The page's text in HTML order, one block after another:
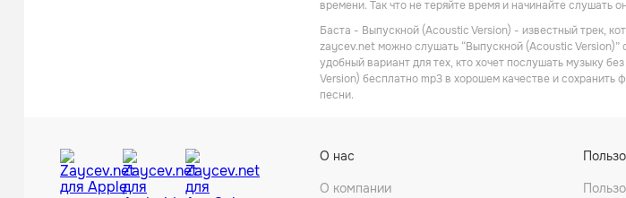
времени. Так что не теряйте время и начинайте слушать
Баста - Выпускной (Acoustic Version) - известный трек,
zaycev.net можно слушать “Выпускной (Acoustic Version)”
удобный вариант для тех, кто хочет послушать музыку
Version) бесплатно mp3 в хорошем качестве и сохранить
песни.
О нас
О компании